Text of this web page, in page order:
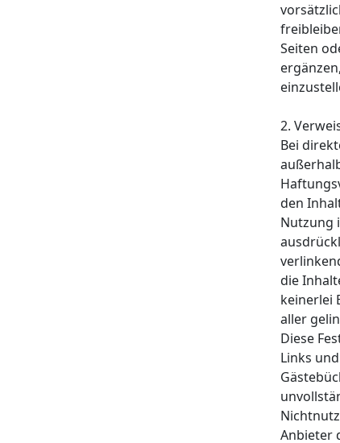
Seiten
2.
Bei
den
Nutzung
die
keinerlei
aller
Diese
Links
Anbieter